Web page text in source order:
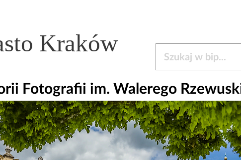
Kraków
Fotografii im. Walerego